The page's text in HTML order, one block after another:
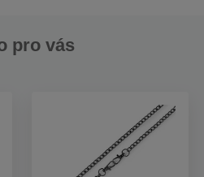
pro vás